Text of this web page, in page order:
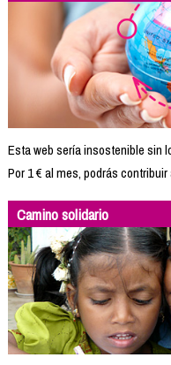
Esta web sería insostenible sin
Por 1 € al mes, podrás
Camino solidario